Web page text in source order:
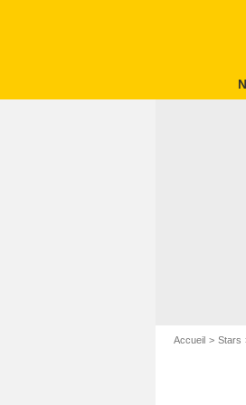
Accueil Stars